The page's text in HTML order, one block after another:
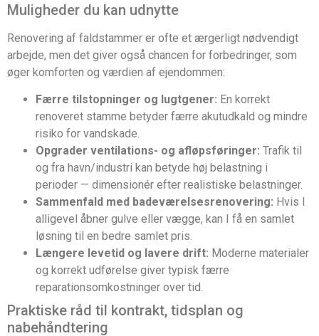
Muligheder du kan udnytte
Renovering af faldstammer er ofte et ærgerligt nødvendigt
arbejde, men det giver også chancen for forbedringer, som
øger komforten og værdien af ejendommen:
Færre tilstopninger og lugtgener: En korrekt
renoveret stamme betyder færre akut­udkald og mindre
risiko for vandskade.
Opgrader ventilations- og afløpsføringer: Trafik til
og fra havn/industri kan betyde høj belastning i
perioder — dimensionér efter realistiske belastninger.
Sammenfald med badeværelsesrenovering: Hvis I
alligevel åbner gulve eller vægge, kan I få en samlet
løsning til en bedre samlet pris.
Længere levetid og lavere drift: Moderne materialer
og korrekt udførelse giver typisk færre
reparationsomkostninger over tid.
Praktiske råd til kontrakt, tidsplan og
nabehåndtering